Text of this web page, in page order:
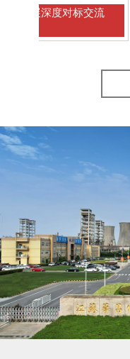
度对标交流